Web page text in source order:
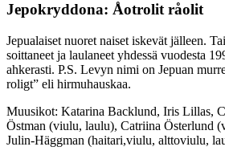
Jepokryddona: Åotrolit råolit
Jepualaiset nuoret naiset iskevät jälleen.
soittaneet ja laulaneet yhdessä vuodesta
ahkerasti. P.S. Levyn nimi on Jepuan
roligt” eli hirmuhauskaa.
Muusikot: Katarina Backlund, Iris Lillas,
Östman (viulu, laulu), Catriina Österlund
Julin-Häggman (haitari,viulu, alttoviulu,